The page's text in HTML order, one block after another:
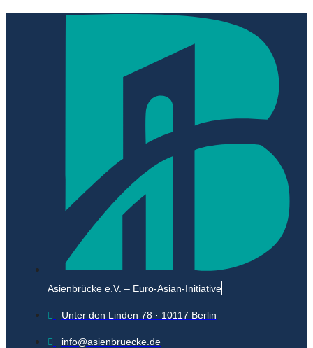
Asienbrücke e.V. – Euro-Asian-Initiative
Unter den Linden 78 · 10117 Berlin
info@asienbruecke.de